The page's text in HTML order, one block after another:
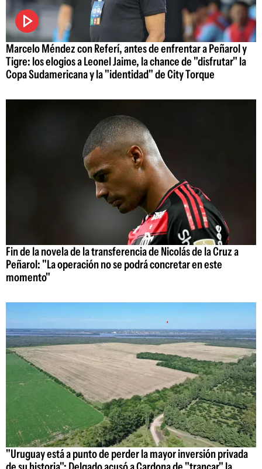
Marcelo Méndez con Referí, antes de enfrentar a Peñarol y
Tigre: los elogios a Leonel Jaime, la chance de "disfrutar" la
Copa Sudamericana y la "identidad" de City Torque
Fin de la novela de la transferencia de Nicolás de la Cruz a
Peñarol: "La operación no se podrá concretar en este
momento"
"Uruguay está a punto de perder la mayor inversión privada